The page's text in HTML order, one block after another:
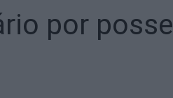
por posse